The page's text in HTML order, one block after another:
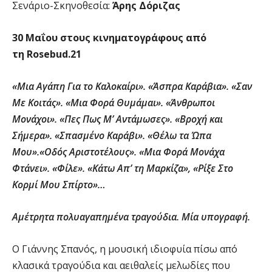
Σενάριο-Σκηνοθεσία: Άρης Δόριζας
30 Μαΐου στους κινηματογράφους από
τη Rosebud.21
«Μια Αγάπη Για το Καλοκαίρι». «Άσπρα Καράβια». «Σαν
Με Κοιτάς». «Μια Φορά Θυμάμαι». «Άνθρωποι
Μονάχοι». «Πες Πως Μ’ Αντάμωσες». «Βροχή και
Σήμερα». «Σπασμένο Καράβι». «Θέλω τα Ώπα
Μου».«Οδός Αριστοτέλους». «Μια Φορά Μονάχα
Φτάνει». «Φίλε». «Κάτω Απ’ τη Μαρκίζα», «Ρίξε Στο
Κορμί Μου Σπίρτο»…
Αμέτρητα πολυαγαπημένα τραγούδια. Mία υπογραφή.
Ο Γιάννης Σπανός, η μουσική ιδιοφυία πίσω από
κλασικά τραγούδια και αειθαλείς μελωδίες που